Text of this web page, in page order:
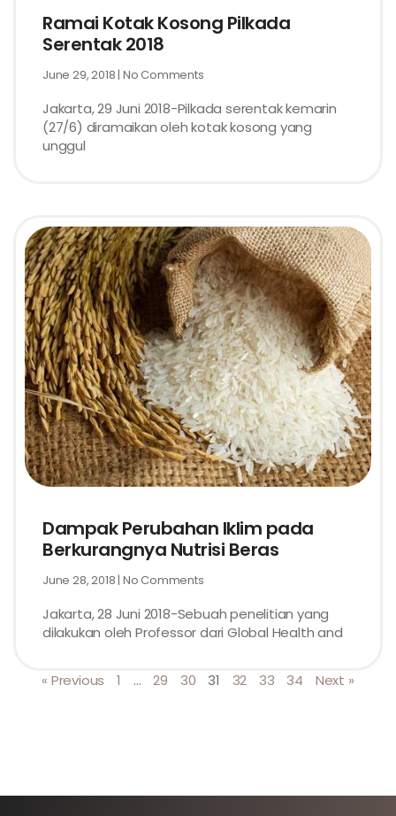
Ramai Kotak Kosong Pilkada
Serentak 2018
June 29, 2018 No Comments
Jakarta, 29 Juni 2018-Pilkada serentak kemarin
(27/6) diramaikan oleh kotak kosong yang
unggul
Dampak Perubahan Iklim pada
Berkurangnya Nutrisi Beras
June 28, 2018 No Comments
Jakarta, 28 Juni 2018-Sebuah penelitian yang
dilakukan oleh Professor dari Global Health and
« Previous 1 … 29 30 31 32 33 34 Next »